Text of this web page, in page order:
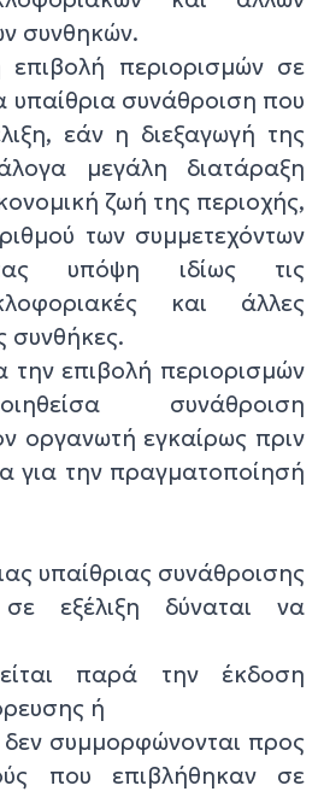
συνθηκών.
επιβολή περιορισμών σε
υπαίθρια συνάθροιση που
εάν η διεξαγωγή της
μεγάλη διατάραξη
ζωή της περιοχής,
των συμμετεχόντων
υπόψη ιδίως τις
και άλλες
συνθήκες.
επιβολή περιορισμών
συνάθροιση
οργανωτή εγκαίρως πριν
για την πραγματοποίησή
υπαίθριας συνάθροισης
εξέλιξη δύναται να
παρά την έκδοση
ή
δεν συμμορφώνονται προς
που επιβλήθηκαν σε